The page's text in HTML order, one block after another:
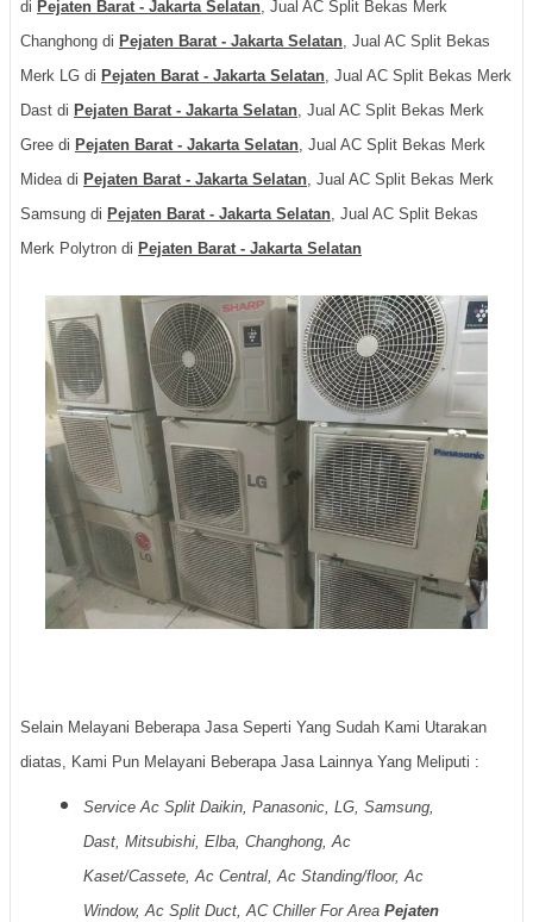
di Pejaten Barat - Jakarta Selatan, Jual AC Split Bekas Merk
Changhong di Pejaten Barat - Jakarta Selatan, Jual AC Split Bekas
Merk LG di Pejaten Barat - Jakarta Selatan, Jual AC Split Bekas Merk
Dast di Pejaten Barat - Jakarta Selatan, Jual AC Split Bekas Merk
Gree di Pejaten Barat - Jakarta Selatan, Jual AC Split Bekas Merk
Midea di Pejaten Barat - Jakarta Selatan, Jual AC Split Bekas Merk
Samsung di Pejaten Barat - Jakarta Selatan, Jual AC Split Bekas
Merk Polytron di Pejaten Barat - Jakarta Selatan
Selain Melayani Beberapa Jasa Seperti Yang Sudah Kami Utarakan
diatas, Kami Pun Melayani Beberapa Jasa Lainnya Yang Meliputi :
Service Ac Split Daikin, Panasonic, LG, Samsung,
Dast, Mitsubishi, Elba, Changhong, Ac
Kaset/Cassete, Ac Central, Ac Standing/floor, Ac
Window, Ac Split Duct, AC Chiller For Area Pejaten